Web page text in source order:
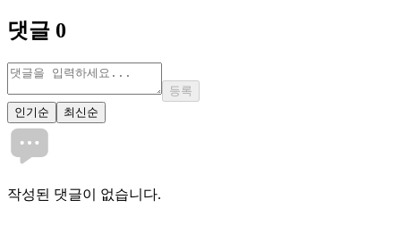
댓글 0
등록
인기순
최신순
작성된 댓글이 없습니다.